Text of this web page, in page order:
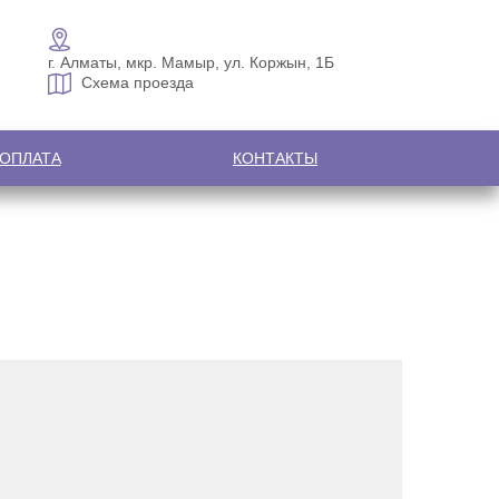
г. Алматы, мкр. Мамыр, ул. Коржын, 1Б
Схема проезда
КОНТАКТЫ